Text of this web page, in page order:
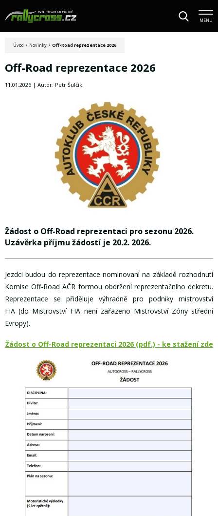
MENU
Úvod / Novinky / Off-Road reprezentace 2026
Off-Road reprezentace 2026
11.01.2026 | Autor: Petr Šulčík
Žádost o Off-Road reprezentaci pro sezonu 2026.
Uzávěrka příjmu žádostí je 20.2. 2026.
Jezdci budou do reprezentace nominovaní na základě rozhodnutí
Komise Off-Road AČR formou obdržení reprezentačního dekretu.
Reprezentace se přiděluje výhradně pro podniky mistrovství
FIA (do Mistrovství FIA není zařazeno Mistrovství Zóny střední
Evropy).
Žádost o Off-Road reprezentaci 2026 (pdf.) - ke stažení zde